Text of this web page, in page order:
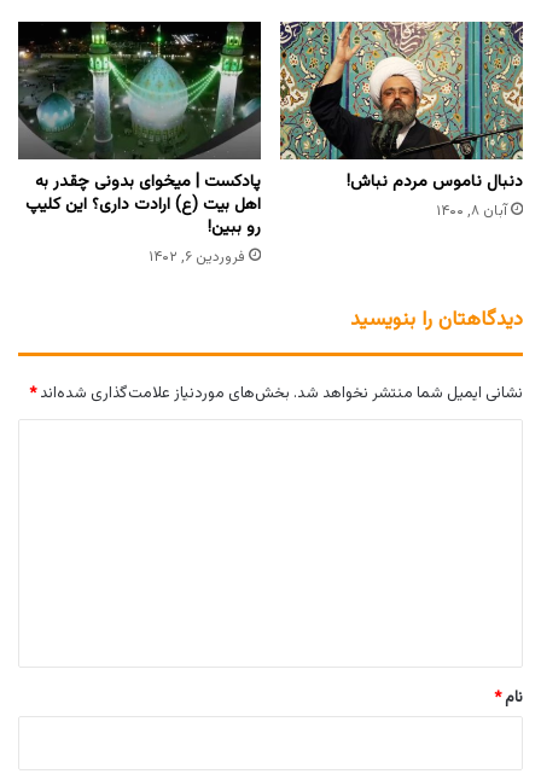
دنبال ناموس مردم نباش!
آبان ۸, ۱۴۰۰
پادکست | میخوای بدونی چقدر به
اهل بیت (ع) ارادت داری؟ این کلیپ
رو ببین!
فروردین ۶, ۱۴۰۲
دیدگاهتان را بنویسید
نشانی ایمیل شما منتشر نخواهد شد. بخش‌های موردنیاز علامت‌گذاری شده‌اند*
نام*